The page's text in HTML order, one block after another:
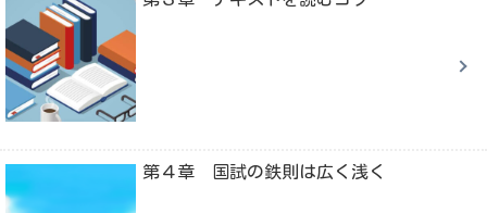
第４章 国試の鉄則は広く浅く